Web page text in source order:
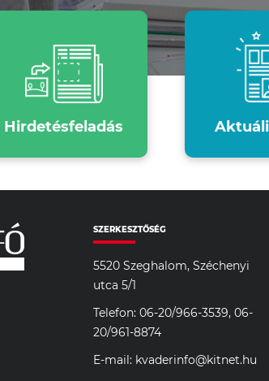
Hirdetésfeladás
SZERKESZTŐSÉG
5520 Szeghalom, Széchenyi
utca 5/1
Telefon: 06-20/966-3539, 06-
20/961-8874
E-mail: kvaderinfo@kitnet.hu